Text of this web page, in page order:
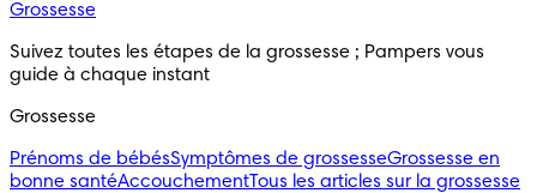
Grossesse
Suivez toutes les étapes de la grossesse ; Pampers vous
guide à chaque instant
Grossesse
Prénoms de bébésSymptômes de grossesseGrossesse en
bonne santéAccouchementTous les articles sur la grossesse